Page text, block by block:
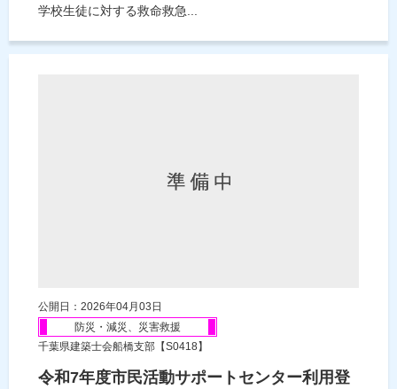
学校生徒に対する救命救急...
公開日：2026年04月03日
防災・減災、災害救援
千葉県建築士会船橋支部【S0418】
令和7年度市民活動サポートセンター利用登